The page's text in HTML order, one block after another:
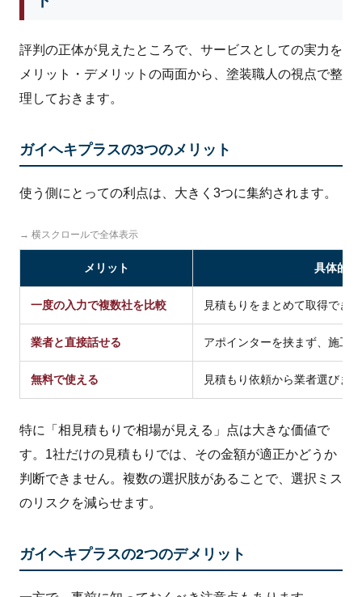
評判の正体が見えたところで、サービスとしての実力を
メリット・デメリットの両面から、塗装職人の視点で整
理しておきます。
ガイヘキプラスの3つのメリット
使う側にとっての利点は、大きく3つに集約されます。
→ 横スクロールで全体表示
メリット 具体的な
一度の入力で複数社を比較 見積もりをまとめて取得でき
業者と直接話せる アポインターを挟まず、施工
無料で使える 見積もり依頼から業者選びま
特に「相見積もりで相場が見える」点は大きな価値で
す。1社だけの見積もりでは、その金額が適正かどうか
判断できません。複数の選択肢があることで、選択ミス
のリスクを減らせます。
ガイヘキプラスの2つのデメリット